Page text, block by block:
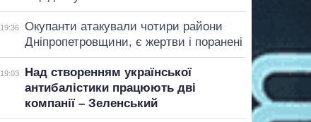
19:36
Окупанти атакували чотири райони
Дніпропетровщини, є жертви і поранені
19:03
Над створенням української
антибалістики працюють дві
компанії – Зеленський